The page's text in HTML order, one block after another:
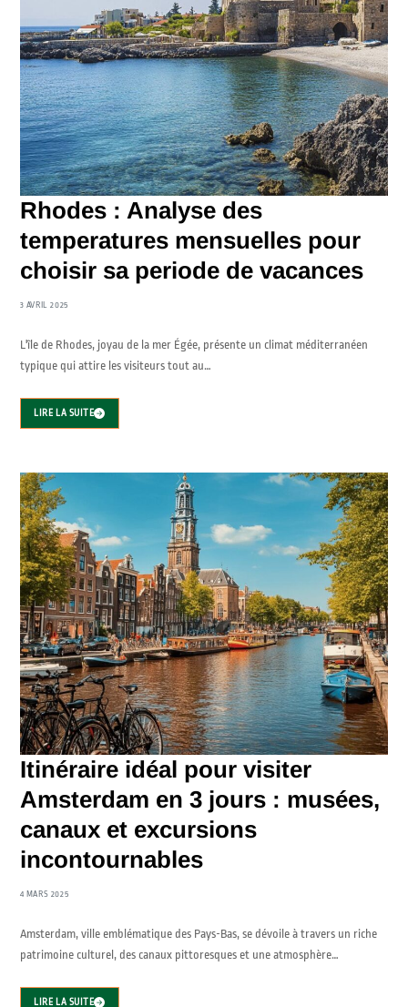
Rhodes : Analyse des
temperatures mensuelles pour
choisir sa periode de vacances
3 AVRIL 2025
L'île de Rhodes, joyau de la mer Égée, présente un climat méditerranéen
typique qui attire les visiteurs tout au…
LIRE LA SUITE
Itinéraire idéal pour visiter
Amsterdam en 3 jours : musées,
canaux et excursions
incontournables
4 MARS 2025
Amsterdam, ville emblématique des Pays-Bas, se dévoile à travers un riche
patrimoine culturel, des canaux pittoresques et une atmosphère…
LIRE LA SUITE